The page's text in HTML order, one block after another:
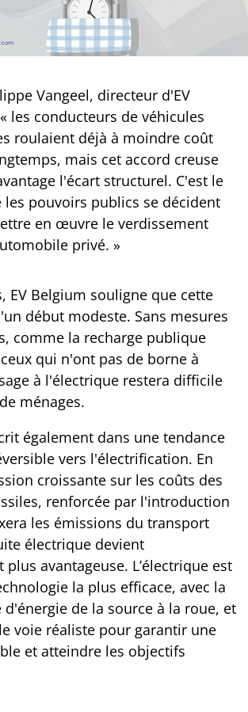
Vangeel, directeur d'EV
les conducteurs de véhicules
roulaient déjà à moindre coût
mais cet accord creuse
l'écart structurel. C'est le
les pouvoirs publics se décident
en œuvre le verdissement
privé. »
EV Belgium souligne que cette
début modeste. Sans mesures
comme la recharge publique
qui n'ont pas de borne à
à l'électrique restera difficile
ménages.
également dans une tendance
vers l'électrification. En
croissante sur les coûts des
renforcée par l'introduction
les émissions du transport
électrique devient
avantageuse. L’électrique est
la plus efficace, avec la
de la source à la roue, et
voie réaliste pour garantir une
et atteindre les objectifs